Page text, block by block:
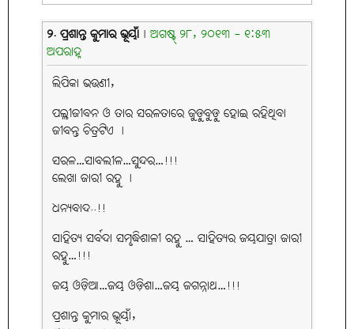
୨. ପ୍ରଶାନ୍ତ କୁମାର ଭୂୟାଁ| ଅଗଷ୍ଟ୍ ୨୮, ୨୦୧୩ - ୧:୫୩
ଅପରାହ୍ନ
ଲିପିକା ଭଉଣୀ,
ପଲ୍ଲୀଜୀବନ ଓ ତାର ସରଳତାରେ ଜୁଡ଼ୁବୁଡ଼ୁ ହୋଇ ରହିଥିବା
ଜୀବନ୍ତ ଚିତ୍ରଟିଏ ।
ସରଳ…ସାବଲୀଳ…ସୁନ୍ଦର…!!!
ଲେଖା ଜାରୀ ରହୁ ।
ଧନ୍ୟବାଦ..!!
ସାହିତ୍ୟ ସର୍ବଦା ସମୃଦ୍ଧିଶାଳୀ ରହୁ … ସାହିତ୍ୟର ଜୟଯାତ୍ରା ଜାରୀ
ରହୁ…!!!
ଜୟ ଓଡ଼ିଆ…ଜୟ ଓଡ଼ିଶା…ଜୟ ଜଗନ୍ନାଥ…!!!
ପ୍ରଶାନ୍ତ କୁମାର ଭୂୟାଁ,